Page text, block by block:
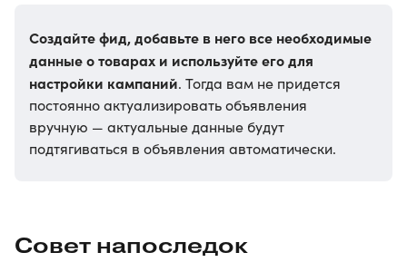
Создайте фид, добавьте в него все необходимые
данные о товарах и используйте его для
настройки кампаний. Тогда вам не придется
постоянно актуализировать объявления
вручную — актуальные данные будут
подтягиваться в объявления автоматически.
Совет напоследок